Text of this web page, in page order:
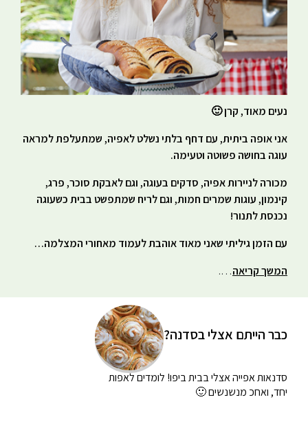
נעים מאוד, קרן 🙂
אני אופה ביתית, עם דחף בלתי נשלט לאפיה, שמתעלפת למראה
עוגה בחושה פשוטה וטעימה.
מכורה לניירות אפיה, סדקים בעוגה, וגם לאבקת סוכר, פרג,
קינמון, עוגות שמרים חמות, וגם לריח שמתפשט בבית כשעוגה
נכנסת לתנור!
עם הזמן גיליתי שאני מאוד אוהבת לעמוד מאחורי המצלמה…
המשך קריאה….
כבר הייתם אצלי בסדנה?
סדנאות אפייה אצלי בביתביפו! לומדים לאפות
יחד, ואחכ מנשנשים 🙂